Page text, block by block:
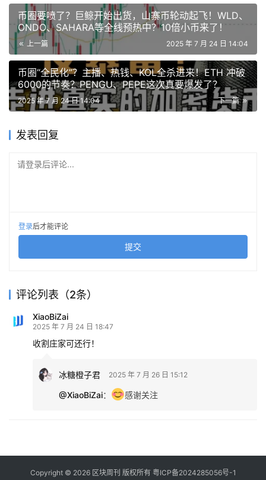
数据上也能印证——AI资金监控系统显示，资金积累在逐步
减少，所以当前不建议盲目追胀，尤其是山寨。主力玩法简
单粗暴：你冲动，它就套。
生态币爆拉（比如JUP、RAY、#JTO 表现不俗），大部分
在ETH调整阶段逆势去赌山寨的，变相说明市场情绪还不够
火热。
不过我推荐已久的 #RAY 总算启动了！这个Solana生态的
AMM平台其实是对标Uniswap的，市值才5.6亿镁，而
#UNI 都接近70亿了，这种级别的“价值洼地”，值得长期关
最后来给大家看看目前市场结构分层其实是越来越
清晰了：
比特币现在就是金融圈的新“金本位”，ETF、国家储备、加
密财库都在疯狂配置，后面甚至有可能成为“法币替代资
币圈要喷了？巨鲸开始出货，山寨币轮动起飞！WLD、
ONDO、SAHARA等全线预热中？10倍小币来了！
上一篇 2025 年 7 月 24 日 14:04
币圈“全民化”？主播、热钱、KOL全杀进来！ETH 冲破
6000的节奏？PENGU、PEPE这次真要爆发了？
下一篇
2025 年 7 月 24 日 14:04
发表回复
请登录后评论...
登录后才能评论
提交
评论列表（2条）
XiaoBiZai
2025 年 7 月 24 日 18:47
收割庄家可还行！
冰糖橙子君 2025 年 7 月 26 日 15:12
@XiaoBiZai： 感谢关注
Copyright © 2026 区块周刊 版权所有 粤ICP备2024285056号-1